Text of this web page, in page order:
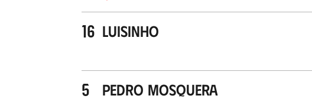
16 Luisinho
5 Pedro Mosquera